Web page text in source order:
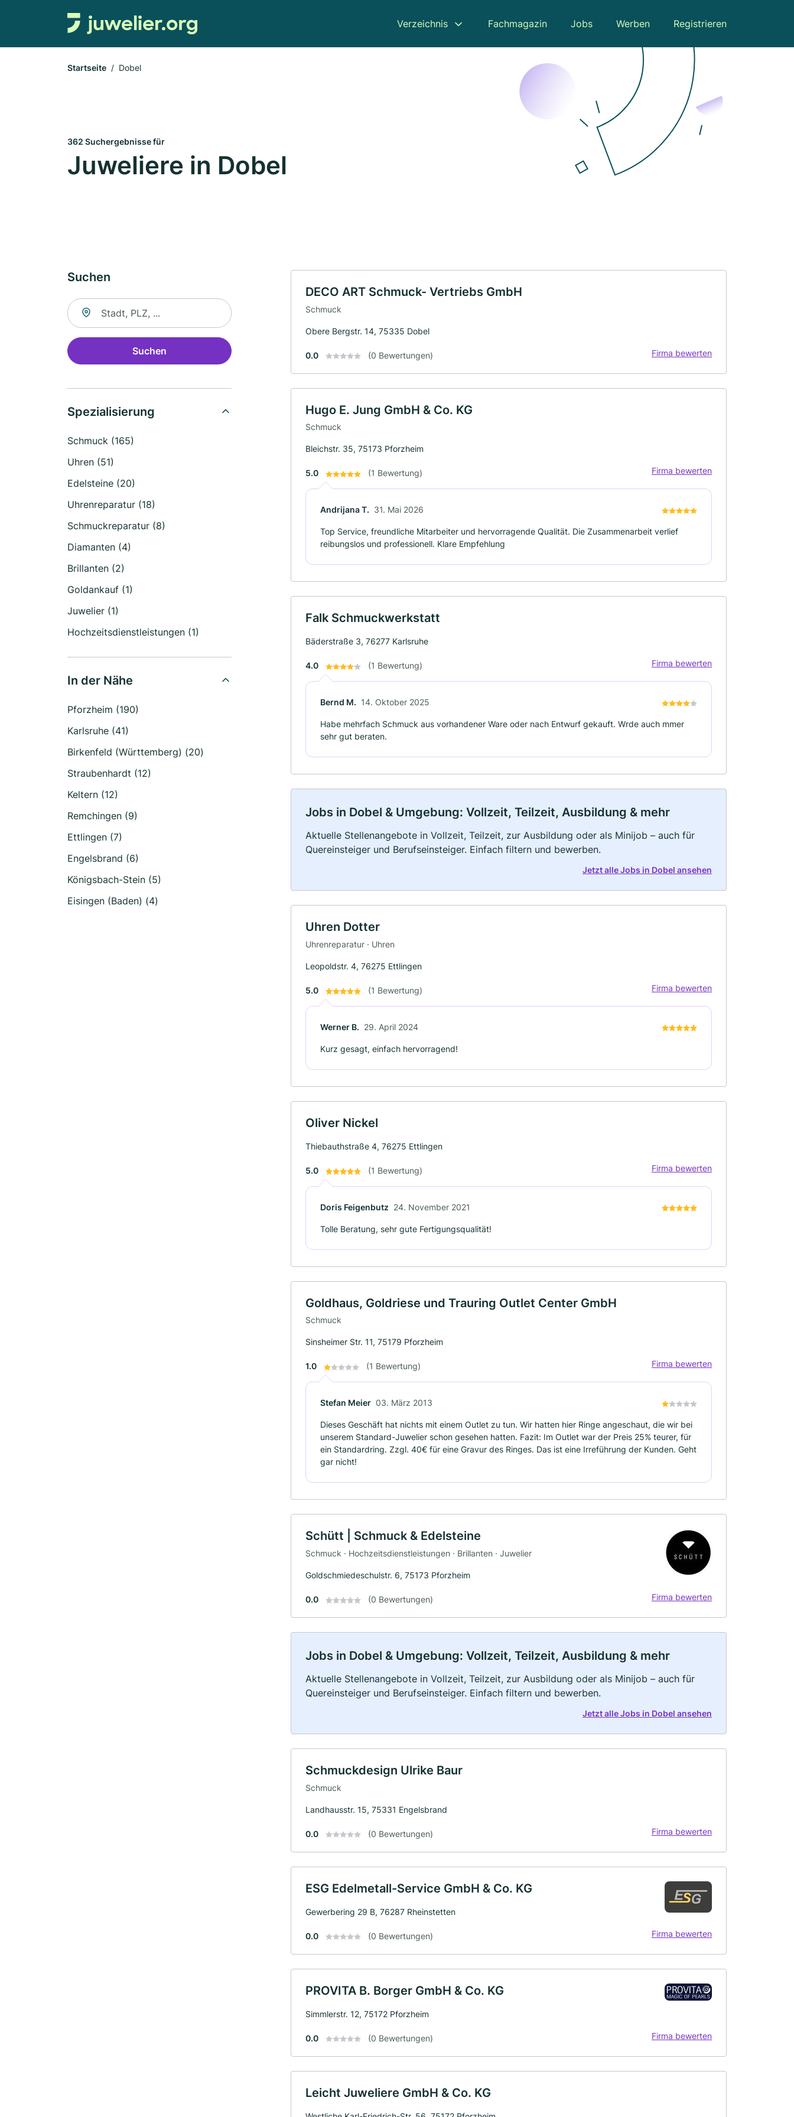
Verzeichnis Fachmagazin Jobs Werben Registrieren
Startseite Dobel
362 Suchergebnisse für
Juweliere in Dobel
Suchen
Suche nach Ort
Suchen
Spezialisierung
Schmuck (165)
Uhren (51)
Edelsteine (20)
Uhrenreparatur (18)
Schmuckreparatur (8)
Diamanten (4)
Brillanten (2)
Goldankauf (1)
Juwelier (1)
Hochzeitsdienstleistungen (1)
In der Nähe
Pforzheim (190)
Karlsruhe (41)
Birkenfeld (Württemberg) (20)
Straubenhardt (12)
Keltern (12)
Remchingen (9)
Ettlingen (7)
Engelsbrand (6)
Königsbach-Stein (5)
Eisingen (Baden) (4)
DECO ART Schmuck- Vertriebs GmbH
Schmuck
Obere Bergstr. 14, 75335 Dobel
0.0 (0 Bewertungen) Firma bewerten
Hugo E. Jung GmbH & Co. KG
Schmuck
Bleichstr. 35, 75173 Pforzheim
5.0 (1 Bewertung) Firma bewerten
Andrijana T. 31. Mai 2026
Top Service, freundliche Mitarbeiter und hervorragende Qualität. Die Zusammenarbeit verlief
reibungslos und professionell. Klare Empfehlung
Falk Schmuckwerkstatt
Bäderstraße 3, 76277 Karlsruhe
4.0 (1 Bewertung) Firma bewerten
Bernd M. 14. Oktober 2025
Habe mehrfach Schmuck aus vorhandener Ware oder nach Entwurf gekauft. Wrde auch mmer
sehr gut beraten.
Jobs in Dobel & Umgebung: Vollzeit, Teilzeit, Ausbildung & mehr
Aktuelle Stellenangebote in Vollzeit, Teilzeit, zur Ausbildung oder als Minijob – auch für
Quereinsteiger und Berufseinsteiger. Einfach filtern und bewerben.
Jetzt alle Jobs in Dobel ansehen
Uhren Dotter
Uhrenreparatur · Uhren
Leopoldstr. 4, 76275 Ettlingen
5.0 (1 Bewertung) Firma bewerten
Werner B. 29. April 2024
Kurz gesagt, einfach hervorragend!
Oliver Nickel
Thiebauthstraße 4, 76275 Ettlingen
5.0 (1 Bewertung) Firma bewerten
Doris Feigenbutz 24. November 2021
Tolle Beratung, sehr gute Fertigungsqualität!
Goldhaus, Goldriese und Trauring Outlet Center GmbH
Schmuck
Sinsheimer Str. 11, 75179 Pforzheim
1.0 (1 Bewertung) Firma bewerten
Stefan Meier 03. März 2013
Dieses Geschäft hat nichts mit einem Outlet zu tun. Wir hatten hier Ringe angeschaut, die wir bei
unserem Standard-Juwelier schon gesehen hatten. Fazit: Im Outlet war der Preis 25% teurer, für
ein Standardring. Zzgl. 40€ für eine Gravur des Ringes. Das ist eine Irreführung der Kunden. Geht
gar nicht!
Schütt | Schmuck & Edelsteine
Schmuck · Hochzeitsdienstleistungen · Brillanten · Juwelier
Goldschmiedeschulstr. 6, 75173 Pforzheim
0.0 (0 Bewertungen) Firma bewerten
Jobs in Dobel & Umgebung: Vollzeit, Teilzeit, Ausbildung & mehr
Aktuelle Stellenangebote in Vollzeit, Teilzeit, zur Ausbildung oder als Minijob – auch für
Quereinsteiger und Berufseinsteiger. Einfach filtern und bewerben.
Jetzt alle Jobs in Dobel ansehen
Schmuckdesign Ulrike Baur
Schmuck
Landhausstr. 15, 75331 Engelsbrand
0.0 (0 Bewertungen) Firma bewerten
ESG Edelmetall-Service GmbH & Co. KG
Gewerbering 29 B, 76287 Rheinstetten
0.0 (0 Bewertungen) Firma bewerten
PROVITA B. Borger GmbH & Co. KG
Simmlerstr. 12, 75172 Pforzheim
0.0 (0 Bewertungen) Firma bewerten
Leicht Juweliere GmbH & Co. KG